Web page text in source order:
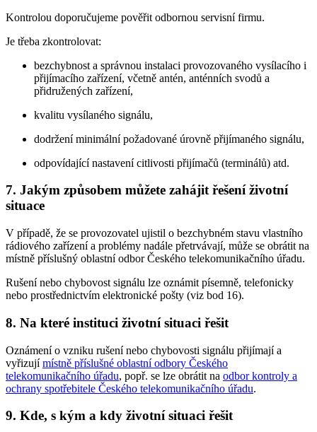
Kontrolou doporučujeme pověřit odbornou servisní firmu.
Je třeba zkontrolovat:
bezchybnost a správnou instalaci provozovaného vysílacího i
přijímacího zařízení, včetně antén, anténních svodů a
přidružených zařízení,
kvalitu vysílaného signálu,
dodržení minimální požadované úrovně přijímaného signálu,
odpovídající nastavení citlivosti přijímačů (terminálů) atd.
7. Jakým způsobem můžete zahájit řešení životní
situace
V případě, že se provozovatel ujistil o bezchybném stavu vlastního
rádiového zařízení a problémy nadále přetrvávají, může se obrátit na
místně příslušný oblastní odbor Českého telekomunikačního úřadu.
Rušení nebo chybovost signálu lze oznámit písemně, telefonicky
nebo prostřednictvím elektronické pošty (viz bod 16).
8. Na které instituci životní situaci řešit
Oznámení o vzniku rušení nebo chybovosti signálu přijímají a
vyřizujímístně příslušné oblastní odbory Českého
telekomunikačního úřadu, popř. se lze obrátit na odbor kontroly a
ochrany spotřebitele Českého telekomunikačního úřadu.
9. Kde, s kým a kdy životní situaci řešit